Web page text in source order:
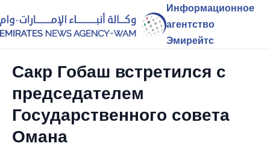
Информационное
агентство
Эмирейтс
Сакр Гобаш встретился с
председателем
Государственного совета
Омана